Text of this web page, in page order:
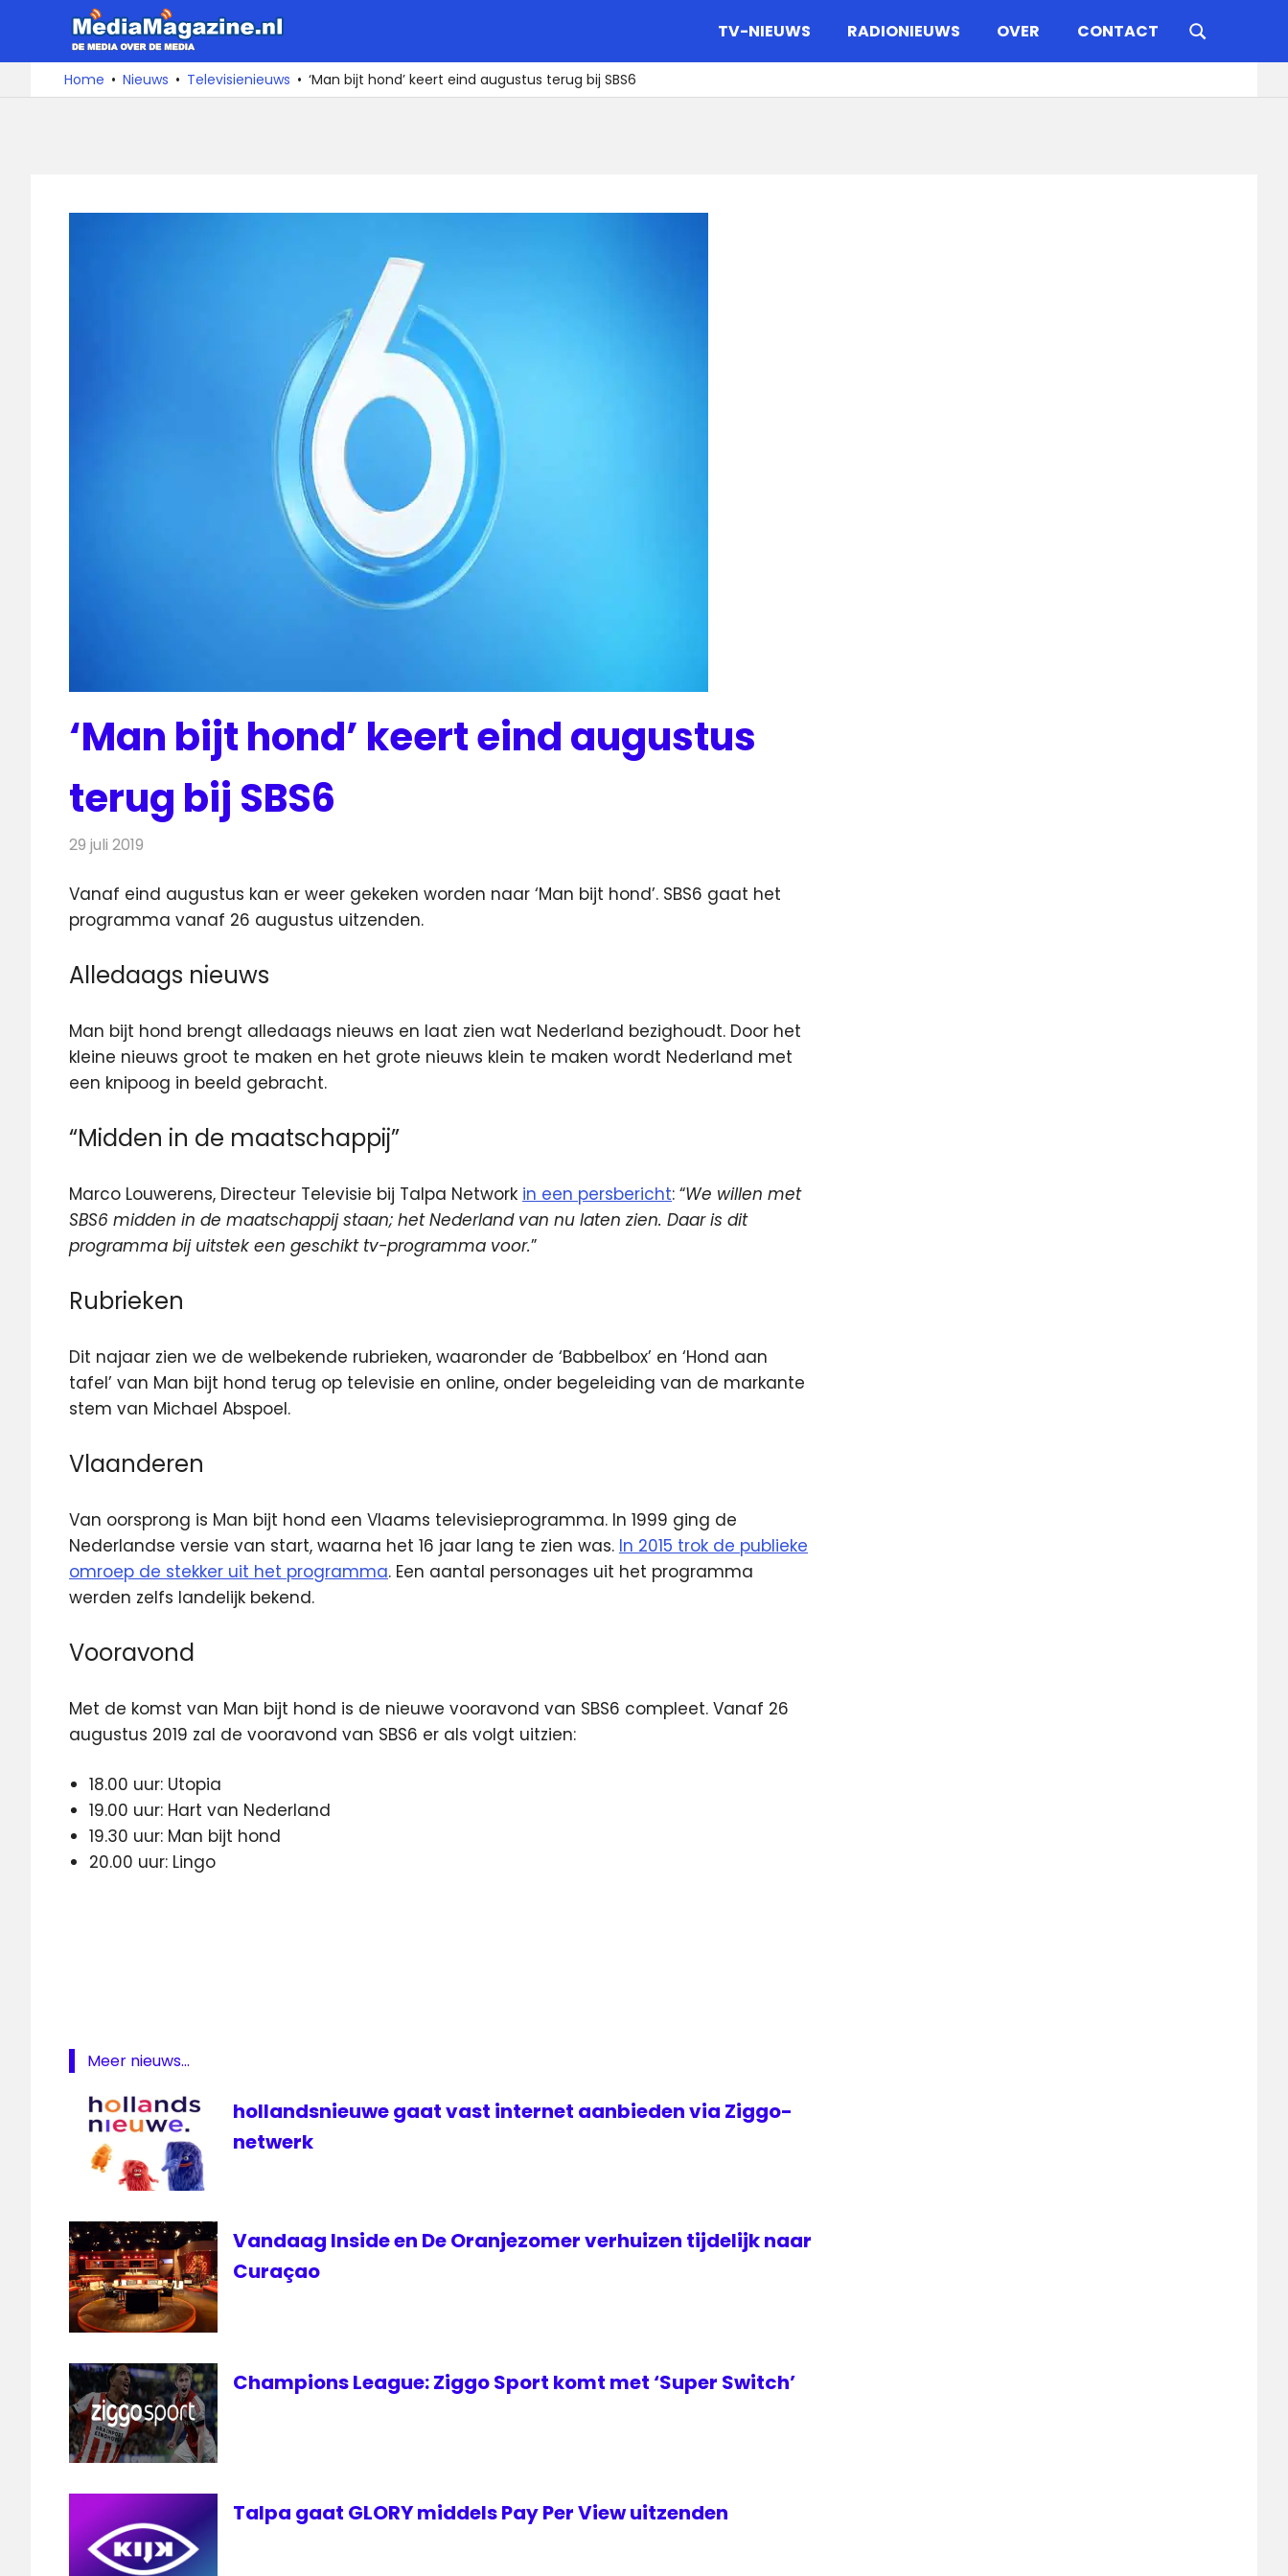
de
De
media
over
TV-NIEUWS RADIONIEUWS OVER CONTACT
Home Nieuws Televisienieuws ‘Man bijt hond’ keert eind augustus terug bij SBS6
‘Man bijt hond’ keert eind augustus
terug bij SBS6
29 juli 2019
Vanaf eind augustus kan er weer gekeken worden naar ‘Man bijt hond’. SBS6 gaat het
programma vanaf 26 augustus uitzenden.
Alledaags nieuws
Man bijt hond brengt alledaags nieuws en laat zien wat Nederland bezighoudt. Door het
kleine nieuws groot te maken en het grote nieuws klein te maken wordt Nederland met
een knipoog in beeld gebracht.
“Midden in de maatschappij”
Marco Louwerens, Directeur Televisie bij Talpa Network in een persbericht: “We willen met
SBS6 midden in de maatschappij staan; het Nederland van nu laten zien. Daar is dit
programma bij uitstek een geschikt tv-programma voor.”
Rubrieken
Dit najaar zien we de welbekende rubrieken, waaronder de ‘Babbelbox’ en ‘Hond aan
tafel’ van Man bijt hond terug op televisie en online, onder begeleiding van de markante
stem van Michael Abspoel.
Vlaanderen
Van oorsprong is Man bijt hond een Vlaams televisieprogramma. In 1999 ging de
Nederlandse versie van start, waarna het 16 jaar lang te zien was. In 2015 trok de publieke
omroep de stekker uit het programma. Een aantal personages uit het programma
werden zelfs landelijk bekend.
Vooravond
Met de komst van Man bijt hond is de nieuwe vooravond van SBS6 compleet. Vanaf 26
augustus 2019 zal de vooravond van SBS6 er als volgt uitzien:
18.00 uur: Utopia
19.00 uur: Hart van Nederland
19.30 uur: Man bijt hond
20.00 uur: Lingo
Meer nieuws...
hollandsnieuwe gaat vast internet aanbieden via Ziggo-
netwerk
Vandaag Inside en De Oranjezomer verhuizen tijdelijk naar
Curaçao
Champions League: Ziggo Sport komt met ‘Super Switch’
Talpa gaat GLORY middels Pay Per View uitzenden